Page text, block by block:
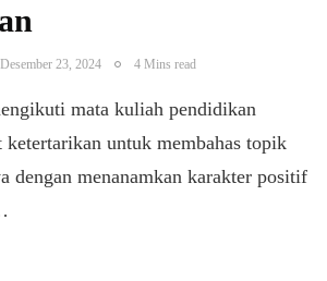
Desember 23, 2024 4 Mins read
mata kuliah pendidikan
ketertarikan untuk membahas topik
dengan menanamkan karakter positif